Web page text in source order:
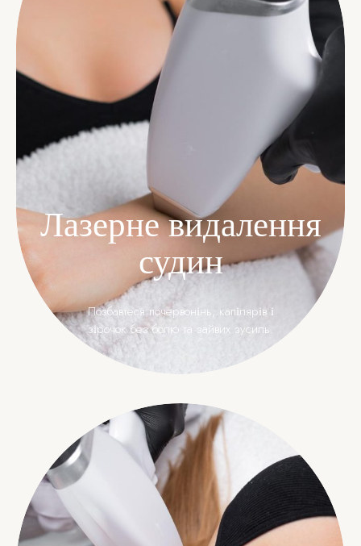
Лазерне видалення
судин
Позбавтеся почервонінь, капілярів і
зірочок без болю та зайвих зусиль.